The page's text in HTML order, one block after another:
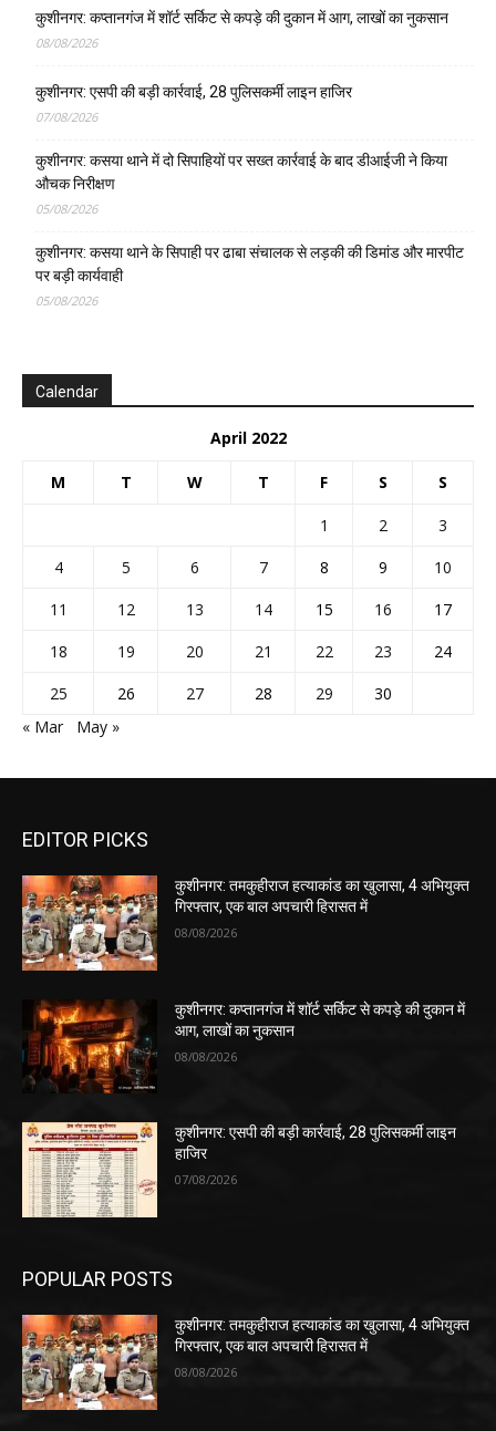
कुशीनगर: कप्तानगंज में शॉर्ट सर्किट से कपड़े की दुकान में आग, लाखों का नुकसान
08/08/2026
कुशीनगर: एसपी की बड़ी कार्रवाई, 28 पुलिसकर्मी लाइन हाजिर
07/08/2026
कुशीनगर: कसया थाने में दो सिपाहियों पर सख्त कार्रवाई के बाद डीआईजी ने किया
औचक निरीक्षण
05/08/2026
कुशीनगर: कसया थाने के सिपाही पर ढाबा संचालक से लड़की की डिमांड और मारपीट
पर बड़ी कार्यवाही
05/08/2026
Calendar
April 2022
M T W T F S S
1 2
3
4
5 6 7 8 9
10
11
12 13 14 15 16
17
18
19 20 21 22 23
24
25
26 27 28 29
30
« Mar
May »
EDITOR PICKS
कुशीनगर: तमकुहीराज हत्याकांड का खुलासा, 4 अभियुक्त
गिरफ्तार, एक बाल अपचारी हिरासत में
08/08/2026
कुशीनगर: कप्तानगंज में शॉर्ट सर्किट से कपड़े की दुकान में
आग, लाखों का नुकसान
08/08/2026
कुशीनगर: एसपी की बड़ी कार्रवाई, 28 पुलिसकर्मी लाइन
हाजिर
07/08/2026
POPULAR POSTS
कुशीनगर: तमकुहीराज हत्याकांड का खुलासा, 4 अभियुक्त
गिरफ्तार, एक बाल अपचारी हिरासत में
08/08/2026